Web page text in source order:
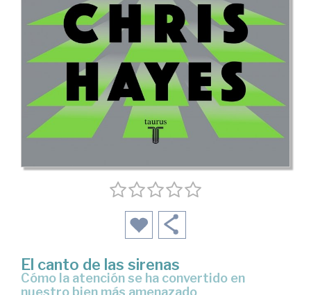
El canto de las sirenas
Cómo la atención se ha convertido en
nuestro bien más amenazado